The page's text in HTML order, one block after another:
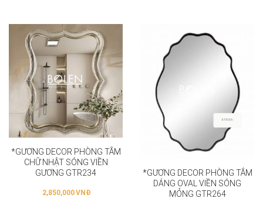
*GƯƠNG DECOR PHÒNG TẮM
CHỮ NHẬT SÓNG VIỀN
GƯƠNG GTR234
2,850,000VNĐ
*GƯƠNG DECOR PHÒNG TẮM
DÁNG OVAL VIỀN SÓNG
MỎNG GTR264